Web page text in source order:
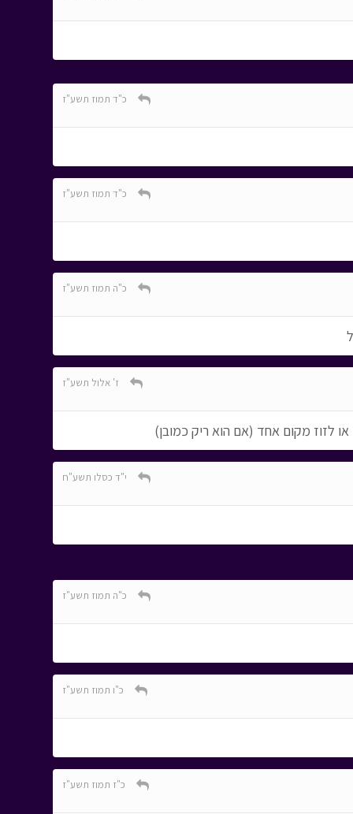
כ"ד תמוז תשע"ז
כ"ד תמוז תשע"ז
כ"ה תמוז תשע"ז
ז' אלול תשע"ז
לזוז מקום אחד (אם הוא ריק כמובן)
י"ד כסלו תשע"ח
כ"ה תמוז תשע"ז
כ"ו תמוז תשע"ז
כ"ז תמוז תשע"ז